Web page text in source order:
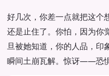
好几次，你差一点就把这个
还是止住了。你怕，因为你
旦被她知道，你的人品，印
瞬间土崩瓦解。惊讶——